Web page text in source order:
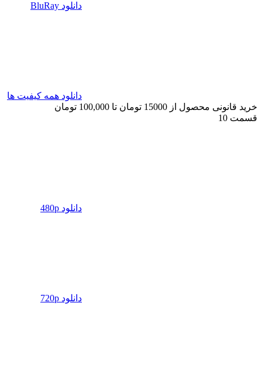
دانلود BluRay
دانلود همه کیفیت ها
خرید قانونی محصول از 15000 تومان تا 100,000 تومان
قسمت 10
دانلود 480p
دانلود 720p